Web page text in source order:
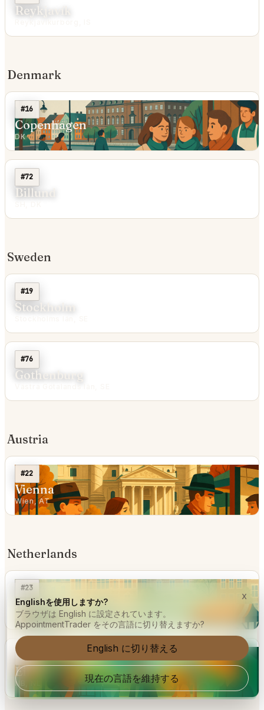
Reykjavík
Denmark
#16
Copenhagen
DK
#72
Billund
Sweden
#19
Stockholm
#76
Gothenburg
Austria
#22
Vienna
Wien, AT
Netherlands
#23
Amsterdam
ZH, NL
Eindhoven
NB, NL
Englishを使用しますか?
ブラウザは English に設定されています。
AppointmentTrader をその言語に切り替えますか?
English に切り替える
現在の言語を維持する
x